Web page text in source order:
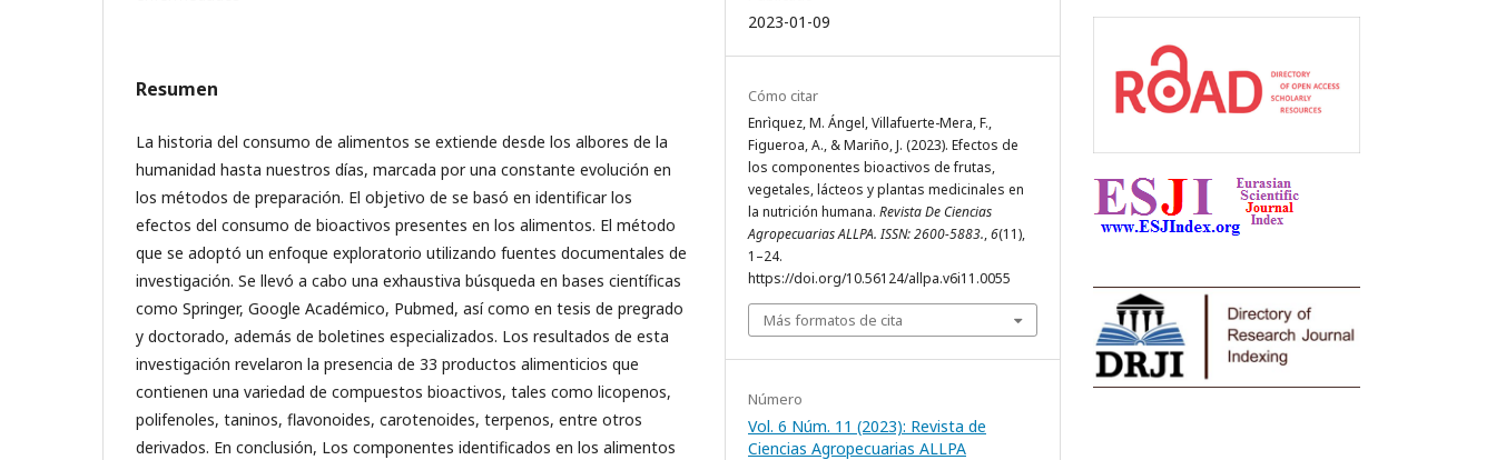
Resumen
La historia del consumo de alimentos se extiende desde los albores de la
humanidad hasta nuestros días, marcada por una constante evolución en
los métodos de preparación. El objetivo de se basó en identificar los
efectos del consumo de bioactivos presentes en los alimentos. El método
que se adoptó un enfoque exploratorio utilizando fuentes documentales de
investigación. Se llevó a cabo una exhaustiva búsqueda en bases científicas
como Springer, Google Académico, Pubmed, así como en tesis de pregrado
y doctorado, además de boletines especializados. Los resultados de esta
investigación revelaron la presencia de 33 productos alimenticios que
contienen una variedad de compuestos bioactivos, tales como licopenos,
polifenoles, taninos, flavonoides, carotenoides, terpenos, entre otros
derivados. En conclusión, Los componentes identificados en los alimentos
2023-01-09
Cómo citar
Enrìquez, M. Ángel, Villafuerte-Mera, F.,
Figueroa, A., & Mariño, J. (2023). Efectos de
los componentes bioactivos de frutas,
vegetales, lácteos y plantas medicinales en
la nutrición humana. Revista De Ciencias
Agropecuarias ALLPA. ISSN: 2600-5883.,6(11),
1–24.
https://doi.org/10.56124/allpa.v6i11.0055
Más formatos de cita
Número
Vol. 6 Núm. 11 (2023): Revista de
Ciencias Agropecuarias ALLPA